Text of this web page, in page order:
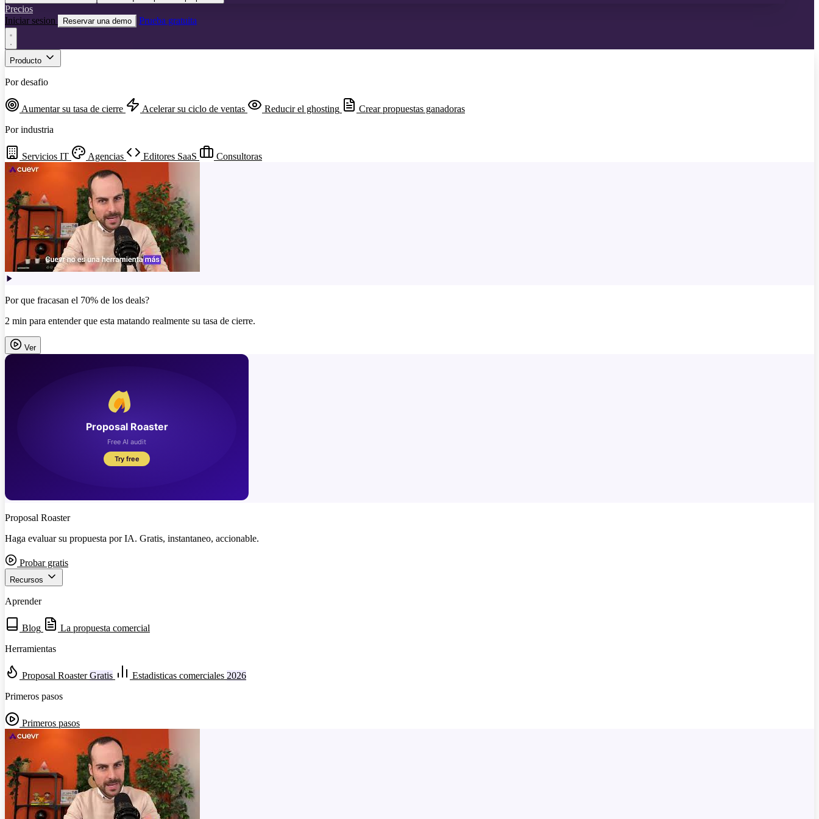
Precios
Iniciar sesion
Reservar una demo Prueba gratuita
Producto
Por desafio
Aumentar su tasa de cierre Acelerar su ciclo de ventas Reducir el ghosting
Crear propuestas ganadoras
Por industria
Servicios IT Agencias Editores SaaS Consultoras
Por que fracasan el 70% de los deals?
2 min para entender que esta matando realmente su tasa de cierre.
Ver
Proposal Roaster
Haga evaluar su propuesta por IA. Gratis, instantaneo, accionable.
Probar gratis
Recursos
Aprender
Blog
La propuesta comercial
Herramientas
Proposal Roaster Gratis Estadisticas comerciales 2026
Primeros pasos
Primeros pasos